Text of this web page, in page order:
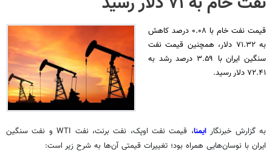
قیمت نفت خام با ۰.۰۸ درصد کاهش
به ۷۱.۳۲ دلار، همچنین قیمت نفت
سنگین ایران با ۳.۵۹ درصد رشد به
۷۲.۴۱ دلار رسید.
به گزارش خبرنگار ایمنا
، قیمت نفت اوپک، نفت برنت، نفت WTI و نفت سنگین
ایران با نوسان‌هایی همراه بود؛ تغییرات قیمتی آن‌ها به شرح زیر است: